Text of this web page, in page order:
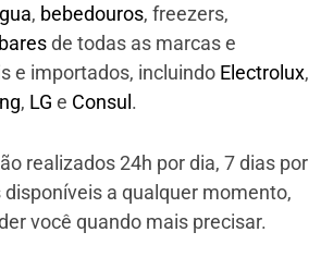
, bebedouros, freezers,
de todas as marcas e
e importados, incluindo Electrolux,
, LG e Consul .
realizados 24h por dia, 7 dias por
a qualquer momento,
você quando mais precisar.